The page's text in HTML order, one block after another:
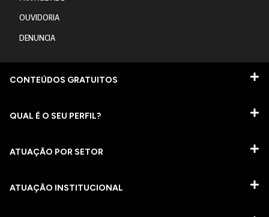
OUVIDORIA
DENUNCIA
CONTEÚDOS GRATUITOS
QUAL É O SEU PERFIL?
ATUAÇÃO POR SETOR
ATUAÇÃO INSTITUCIONAL